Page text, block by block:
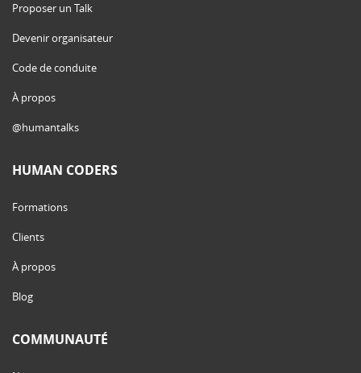
Proposer un Talk
Devenir organisateur
Code de conduite
À propos
@humantalks
HUMAN CODERS
Formations
Clients
À propos
Blog
COMMUNAUTÉ